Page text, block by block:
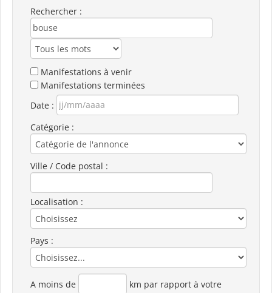
Rechercher :
Manifestations à venir
Manifestations terminées
Date :
Catégorie :
Ville / Code postal :
Localisation :
Pays :
A moins de
km par rapport à votre